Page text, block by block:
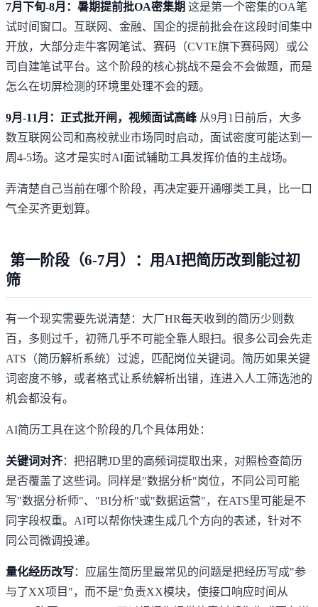
7月下旬-8月：暑期提前批OA密集期 这是第一个密集的OA笔
试时间窗口。互联网、金融、国企的提前批会在这段时间集中
开放，大部分走牛客网笔试、赛码（CVTE旗下赛码网）或公
司自建笔试平台。这个阶段的核心挑战不是会不会做题，而是
怎么在切屏检测的环境里处理不会的题。
9月-11月：正式批开闸，视频面试高峰从9月1日前后，大多
数互联网公司和高校就业市场同时启动，面试密度可能达到一
周4-5场。这才是实时AI面试辅助工具发挥价值的主战场。
弄清楚自己当前在哪个阶段，再决定要开通哪类工具，比一口
气全买齐更划算。
第一阶段（6-7月）：用AI把简历改到能过初
筛
有一个现实需要先说清楚：大厂HR每天收到的简历少则数
百，多则过千，初筛几乎不可能全靠人眼扫。很多公司会先走
ATS（简历解析系统）过滤，匹配岗位关键词。简历如果关键
词密度不够，或者格式让系统解析出错，连进入人工筛选池的
机会都没有。
AI简历工具在这个阶段的几个具体用处：
关键词对齐：把招聘JD里的高频词提取出来，对照检查简历
是否覆盖了这些词。同样是"数据分析"岗位，不同公司可能
写"数据分析师"、"BI分析"或"数据运营"，在ATS里可能是不
同字段权重。AI可以帮你快速生成几个方向的表述，针对不
同公司微调投递。
量化经历改写：应届生简历里最常见的问题是把经历写成"参
与了XX项目"，而不是"负责XX模块，使接口响应时间从